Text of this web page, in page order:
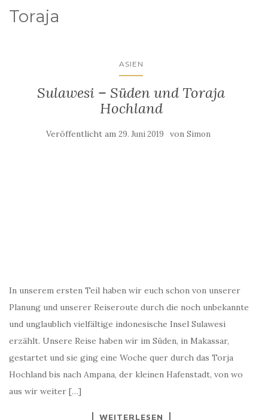
Toraja
ASIEN
Sulawesi – Süden und Toraja
Hochland
Veröffentlicht am 29. Juni 2019 von Simon
In unserem ersten Teil haben wir euch schon von unserer
Planung und unserer Reiseroute durch die noch unbekannte
und unglaublich vielfältige indonesische Insel Sulawesi
erzählt. Unsere Reise haben wir im Süden, in Makassar,
gestartet und sie ging eine Woche quer durch das Torja
Hochland bis nach Ampana, der kleinen Hafenstadt, von wo
aus wir weiter […]
WEITERLESEN